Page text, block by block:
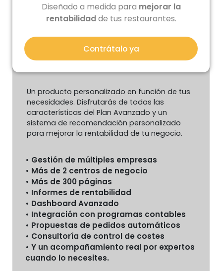
Diseñado a medida para mejorar la
rentabilidadde tus restaurantes.
Contrátalo ya
Un producto personalizado en función de tus
necesidades. Disfrutarás de todas las
características del Plan Avanzado y un
sistema de recomendación personalizado
para mejorar la rentabilidad de tu negocio.
Gestión de múltiples empresas
Más de 2 centros de negocio
Más de 300 páginas
Informes de rentabilidad
Dashboard Avanzado
Integración con programas contables
Propuestas de pedidos automáticos
Consultoría de control de costes
Y un acompañamiento real por expertos
cuando lo necesites.